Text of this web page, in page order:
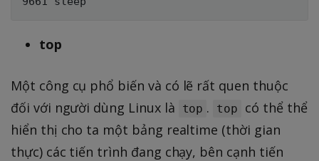
top
Một công cụ phổ biến và có lẽ rất quen thuộc
đối với người dùng Linux là
top . top
có thể thể
hiển thị cho ta một bảng realtime (thời gian
thực) các tiến trình đang chạy, bên cạnh tiến